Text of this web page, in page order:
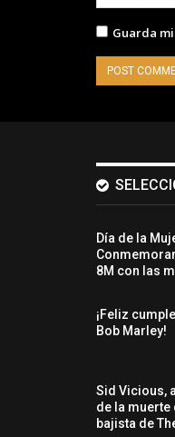
Guarda
Día de la
8M con las
¡Feliz
Bob Marley!
Sid Vicious,
de la muerte
bajista de